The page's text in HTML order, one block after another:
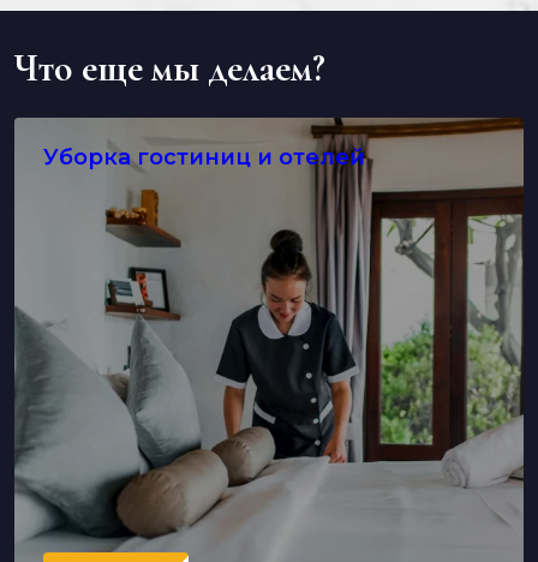
Что еще мы делаем?
Уборка гостиниц и отелей